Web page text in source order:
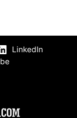
LinkedIn